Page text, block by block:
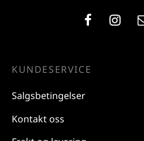
KUNDESERVICE
Salgsbetingelser
Kontakt oss